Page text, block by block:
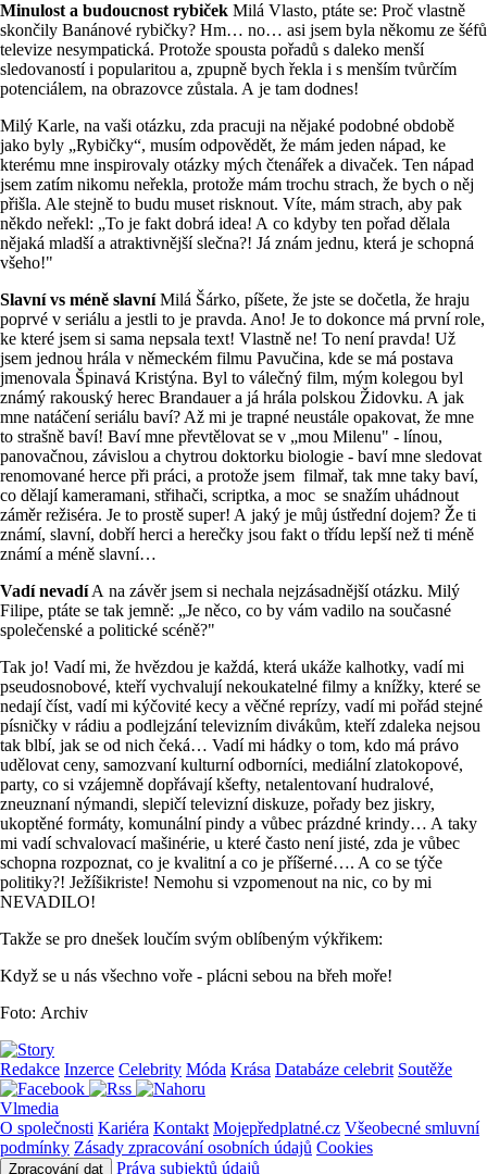
Minulost a budoucnost rybiček Milá Vlasto, ptáte se: Proč vlastně
skončily Banánové rybičky? Hm… no… asi jsem byla někomu ze šéfů
televize nesympatická. Protože spousta pořadů s daleko menší
sledovaností i popularitou a, zpupně bych řekla i s menším tvůrčím
potenciálem, na obrazovce zůstala. A je tam dodnes!
Milý Karle, na vaši otázku, zda pracuji na nějaké podobné obdobě
jako byly „Rybičky“, musím odpovědět, že mám jeden nápad, ke
kterému mne inspirovaly otázky mých čtenářek a divaček. Ten nápad
jsem zatím nikomu neřekla, protože mám trochu strach, že bych o něj
přišla. Ale stejně to budu muset risknout. Víte, mám strach, aby pak
někdo neřekl: „To je fakt dobrá idea! A co kdyby ten pořad dělala
nějaká mladší a atraktivnější slečna?! Já znám jednu, která je schopná
všeho!"
Slavní vs méně slavníMilá Šárko, píšete, že jste se dočetla, že hraju
poprvé v seriálu a jestli to je pravda. Ano! Je to dokonce má první role,
ke které jsem si sama nepsala text! Vlastně ne! To není pravda! Už
jsem jednou hrála v německém filmu Pavučina, kde se má postava
jmenovala Špinavá Kristýna. Byl to válečný film, mým kolegou byl
známý rakouský herec Brandauer a já hrála polskou Židovku. A jak
mne natáčení seriálu baví? Až mi je trapné neustále opakovat, že mne
to strašně baví! Baví mne převtělovat se v „mou Milenu" - línou,
panovačnou, závislou a chytrou doktorku biologie - baví mne sledovat
renomované herce při práci, a protože jsem filmař, tak mne taky baví,
co dělají kameramani, střihači, scriptka, a moc se snažím uhádnout
záměr režiséra. Je to prostě super! A jaký je můj ústřední dojem? Že ti
známí, slavní, dobří herci a herečky jsou fakt o třídu lepší než ti méně
známí a méně slavní…
Vadí nevadíA na závěr jsem si nechala nejzásadnější otázku. Milý
Filipe, ptáte se tak jemně: „Je něco, co by vám vadilo na současné
společenské a politické scéně?"
Tak jo! Vadí mi, že hvězdou je každá, která ukáže kalhotky, vadí mi
pseudosnobové, kteří vychvalují nekoukatelné filmy a knížky, které se
nedají číst, vadí mi kýčovité kecy a věčné reprízy, vadí mi pořád stejné
písničky v rádiu a podlejzání televizním divákům, kteří zdaleka nejsou
tak blbí, jak se od nich čeká… Vadí mi hádky o tom, kdo má právo
udělovat ceny, samozvaní kulturní odborníci, mediální zlatokopové,
party, co si vzájemně dopřávají kšefty, netalentovaní hudralové,
zneuznaní nýmandi, slepičí televizní diskuze, pořady bez jiskry,
ukoptěné formáty, komunální pindy a vůbec prázdné krindy… A taky
mi vadí schvalovací mašinérie, u které často není jisté, zda je vůbec
schopna rozpoznat, co je kvalitní a co je příšerné…. A co se týče
politiky?! Ježíšikriste! Nemohu si vzpomenout na nic, co by mi
NEVADILO!
Takže se pro dnešek loučím svým oblíbeným výkřikem:
Když se u nás všechno voře - plácni sebou na břeh moře!
Foto: Archiv
Redakce Inzerce Celebrity Móda Krása Databáze celebrit Soutěže
Vlmedia
O společnosti Kariéra Kontakt Mojepředplatné.cz Všeobecné smluvní
podmínky Zásady zpracování osobních údajů Cookies
Zpracování dat Práva subjektů údajů